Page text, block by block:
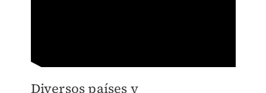
Diversos países y